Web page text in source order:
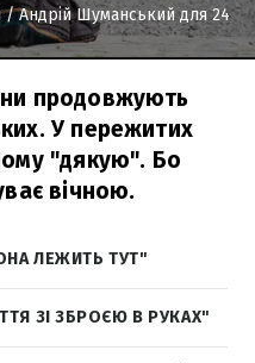
/ Андрій Шуманський для 24
продовжують
У пережитих
"дякую". Бо
вічною.
ЛЕЖИТЬ ТУТ"
ЗІ ЗБРОЄЮ В РУКАХ"